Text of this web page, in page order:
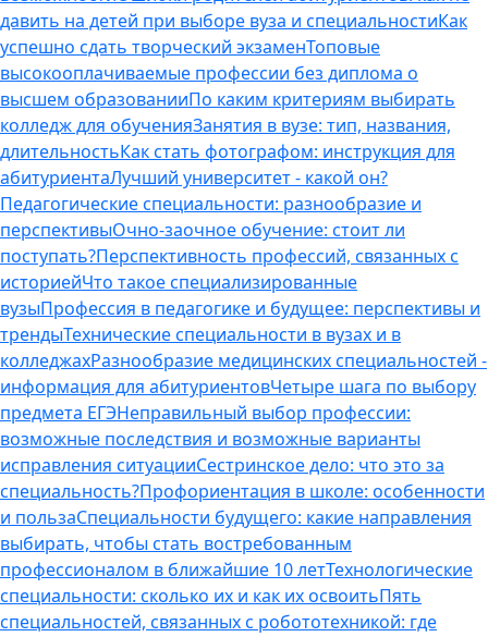
давить на детей при выборе вуза и специальностиКак
успешно сдать творческий экзаменТоповые
высокооплачиваемые профессии без диплома о
высшем образованииПо каким критериям выбирать
колледж для обученияЗанятия в вузе: тип, названия,
длительностьКак стать фотографом: инструкция для
абитуриентаЛучший университет - какой он?
Педагогические специальности: разнообразие и
перспективыОчно-заочное обучение: стоит ли
поступать?Перспективность профессий, связанных с
историейЧто такое специализированные
вузыПрофессия в педагогике и будущее: перспективы и
трендыТехнические специальности в вузах и в
колледжахРазнообразие медицинских специальностей -
информация для абитуриентовЧетыре шага по выбору
предмета ЕГЭНеправильный выбор профессии:
возможные последствия и возможные варианты
исправления ситуацииСестринское дело: что это за
специальность?Профориентация в школе: особенности
и пользаСпециальности будущего: какие направления
выбирать, чтобы стать востребованным
профессионалом в ближайшие 10 летТехнологические
специальности: сколько их и как их освоитьПять
специальностей, связанных с робототехникой: где